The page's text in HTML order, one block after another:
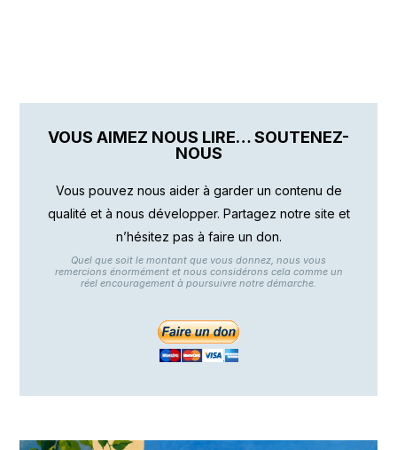
VOUS AIMEZ NOUS LIRE… SOUTENEZ-
NOUS
Vous pouvez nous aider à garder un contenu de
qualité et à nous développer. Partagez notre site et
n’hésitez pas à faire un don.
Quel que soit le montant que vous donnez, nous vous
remercions énormément et nous considérons cela comme un
réel encouragement à poursuivre notre démarche.